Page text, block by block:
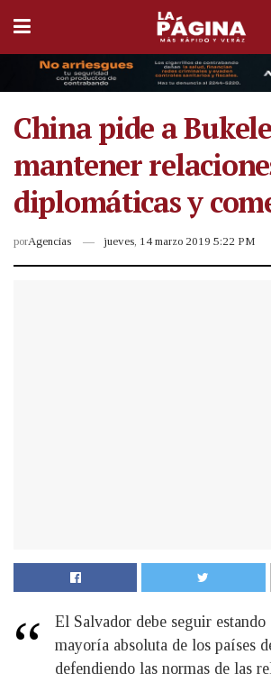
China pide a Bukele
mantener
diplomáticas y
porAgencias jueves, 14 marzo 2019 5:22 PM
“
El Salvador debe seguir
mayoría absoluta de los países
defendiendo las normas de las